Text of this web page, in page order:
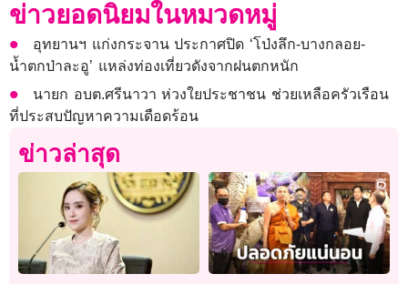
ข่าวยอดนิยมในหมวดหมู่
อุทยานฯ แก่งกระจาน ประกาศปิด ‘โป่งลึก-บางกลอย-
น้ำตกป่าละอู’ แหล่งท่องเที่ยวดังจากฝนตกหนัก
นายก อบต.ศรีนาวา ห่วงใยประชาชน ช่วยเหลือครัวเรือน
ที่ประสบปัญหาความเดือดร้อน
ข่าวล่าสุด